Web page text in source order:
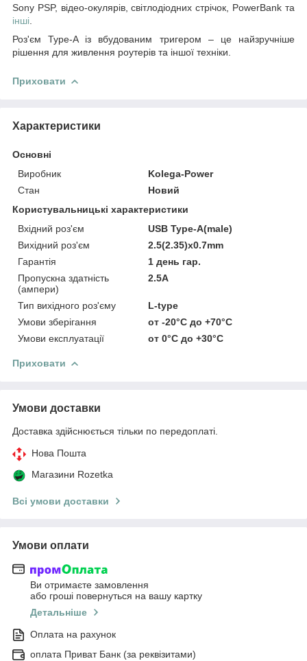
Sony PSP, відео-окулярів, світлодіодних стрічок, PowerBank та
інші
Роз'єм Type-A із вбудованим тригером – це найзручніше
рішення для живлення роутерів та іншої техніки.
Приховати
Характеристики
Основні
Виробник
Kolega-Power
Стан
Новий
Користувальницькі характеристики
Вхідний роз'єм
USB Type-A(male)
Вихідний роз'єм
2.5(2.35)x0.7mm
Гарантія
1 день гар.
Пропускна здатність
(ампери)
2.5A
Тип вихідного роз'єму
L-type
Умови зберігання
от -20°C до +70°C
Умови експлуатації
от 0°C до +30°C
Приховати
Умови доставки
Доставка здійснюється тільки по передоплаті.
Нова Пошта
Магазини Rozetka
Всі умови доставки
Умови оплати
Ви отримаєте замовлення
або гроші повернуться на вашу картку
Детальніше
Оплата на рахунок
оплата Приват Банк (за реквізитами)